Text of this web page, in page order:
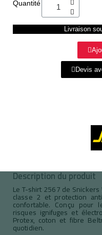
Quantité
Livraison
Devis
Description du produit
Le T-shirt 2567 de
classe 2 et protection
confortable. Conçu pour
risques ignifuges et
Protex, coton et fibre
quotidien.